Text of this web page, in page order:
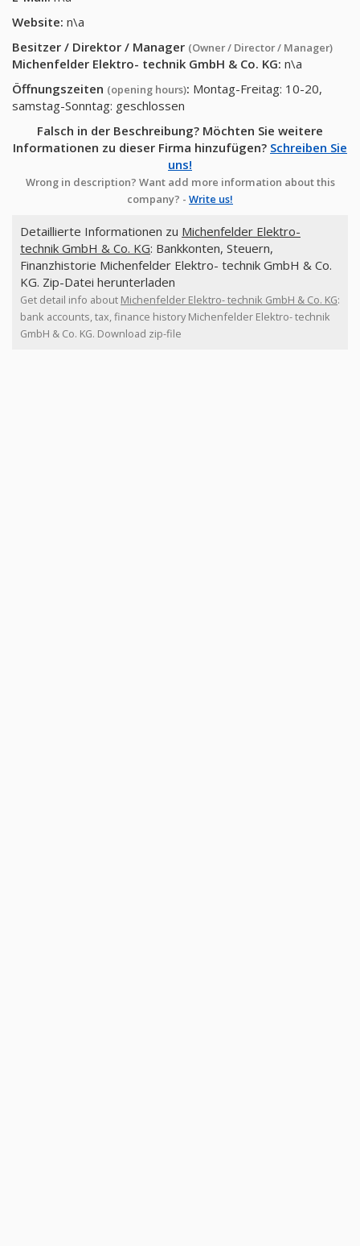
Website: n\a
Besitzer / Direktor / Manager (Owner / Director / Manager)
Michenfelder Elektro- technik GmbH & Co. KG: n\a
Öffnungszeiten (opening hours): Montag-Freitag: 10-20,
samstag-Sonntag: geschlossen
Falsch in der Beschreibung? Möchten Sie weitere
Informationen zu dieser Firma hinzufügen? Schreiben Sie
uns!
Wrong in description? Want add more information about this
company? - Write us!
Detaillierte Informationen zu Michenfelder Elektro-
technik GmbH & Co. KG: Bankkonten, Steuern,
Finanzhistorie Michenfelder Elektro- technik GmbH & Co.
KG. Zip-Datei herunterladen
Get detail info about Michenfelder Elektro- technik GmbH & Co. KG:
bank accounts, tax, finance history Michenfelder Elektro- technik
GmbH & Co. KG. Download zip-file